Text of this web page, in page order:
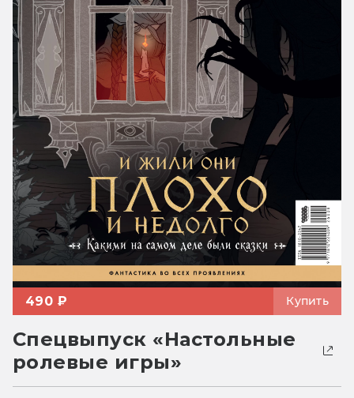
490 ₽ Купить
Спецвыпуск «Настольные
ролевые игры»